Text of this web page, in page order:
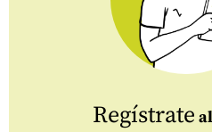
Regístrate